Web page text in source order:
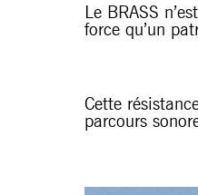
Le BRASS
force qu’un
Cette
parcours